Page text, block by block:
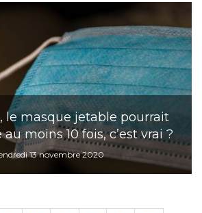
le masque jetable pourrait
moins 10 fois, c’est vrai ?
13 novembre 2020